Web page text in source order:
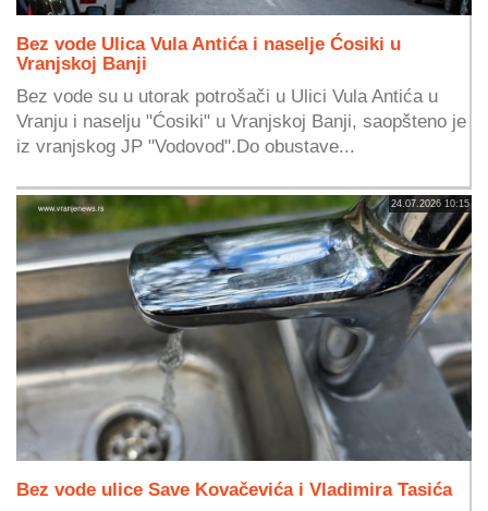
Bez vode Ulica Vula Antića i naselje Ćosiki u
Vranjskoj Banji
Bez vode su u utorak potrošači u Ulici Vula Antića u
Vranju i naselju "Ćosiki" u Vranjskoj Banji, saopšteno je
iz vranjskog JP "Vodovod".Do obustave...
24.07.2026 10:15
Bez vode ulice Save Kovačevića i Vladimira Tasića